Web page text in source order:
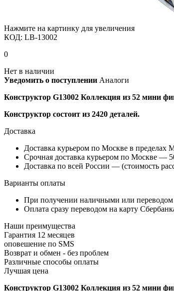
Нажмите на картинку для увеличения
КОД: LB-13002
0
Нет в наличии
Уведомить о поступлении Аналоги
Конструктор G13002 Коллекция из 52 мини
Конструктор состоит из 2420 деталей.
Доставка
Доставка курьером по Москве в
Срочная доставка курьером по Москве —
Доставка по всей России — (стоимость
Варианты оплаты
При получении наличными или переводом
Оплата сразу переводом на карту
Наши преимущества
Гарантия 12 месяцев
оповешение по SMS
Возврат и обмен - без проблем
Различные способы оплаты
Лучшая цена
Конструктор G13002 Коллекция из 52 мини